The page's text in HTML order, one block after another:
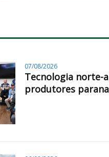
07/08/2026
Tecnologia norte-
produtores